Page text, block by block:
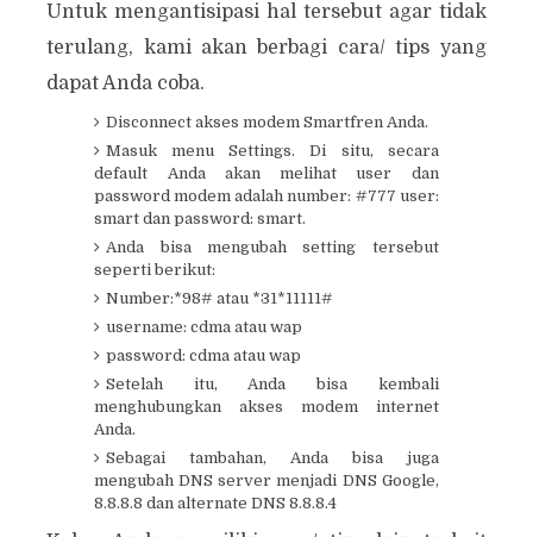
Untuk mengantisipasi hal tersebut agar tidak
terulang, kami akan berbagi cara/ tips yang
dapat Anda coba.
Disconnect akses modem Smartfren Anda.
Masuk menu Settings. Di situ, secara
default Anda akan melihat user dan
password modem adalah number: #777 user:
smart dan password: smart.
Anda bisa mengubah setting tersebut
seperti berikut:
Number:*98# atau *31*11111#
username: cdma atau wap
password: cdma atau wap
Setelah itu, Anda bisa kembali
menghubungkan akses modem internet
Anda.
Sebagai tambahan, Anda bisa juga
mengubah DNS server menjadi DNS Google,
8.8.8.8 dan alternate DNS 8.8.8.4